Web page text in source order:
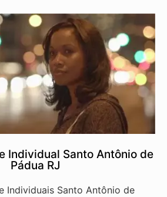
Individual Santo Antônio de
Pádua RJ
Individuais Santo Antônio de